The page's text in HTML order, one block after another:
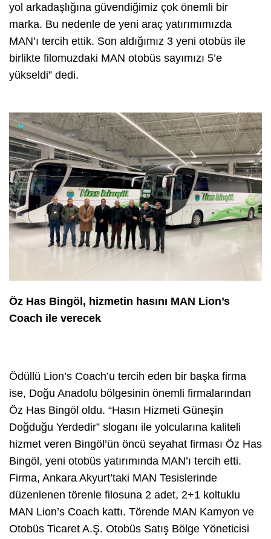
yol arkadaşlığına güvendiğimiz çok önemli bir
marka. Bu nedenle de yeni araç yatırımımızda
MAN’ı tercih ettik. Son aldığımız 3 yeni otobüs ile
birlikte filomuzdaki MAN otobüs sayımızı 5’e
yükseldi” dedi.
Öz Has Bingöl, hizmetin hasını MAN Lion’s
Coach ile verecek
Ödüllü Lion’s Coach’u tercih eden bir başka firma
ise, Doğu Anadolu bölgesinin önemli firmalarından
Öz Has Bingöl oldu. “Hasın Hizmeti Güneşin
Doğduğu Yerdedir” sloganı ile yolcularına kaliteli
hizmet veren Bingöl’ün öncü seyahat firması Öz Has
Bingöl, yeni otobüs yatırımında MAN’ı tercih etti.
Firma, Ankara Akyurt’taki MAN Tesislerinde
düzenlenen törenle filosuna 2 adet, 2+1 koltuklu
MAN Lion’s Coach kattı. Törende MAN Kamyon ve
Otobüs Ticaret A.Ş. Otobüs Satış Bölge Yöneticisi